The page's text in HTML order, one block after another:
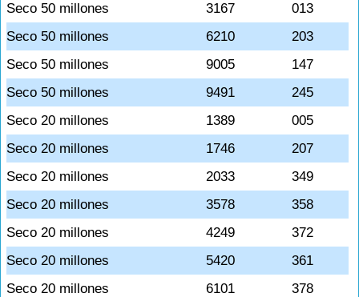
Seco 50 millones
3167
013
Seco 50 millones
6210
203
Seco 50 millones
9005
147
Seco 50 millones
9491
245
Seco 20 millones
1389
005
Seco 20 millones
1746
207
Seco 20 millones
2033
349
Seco 20 millones
3578
358
Seco 20 millones
4249
372
Seco 20 millones
5420
361
Seco 20 millones
6101
378